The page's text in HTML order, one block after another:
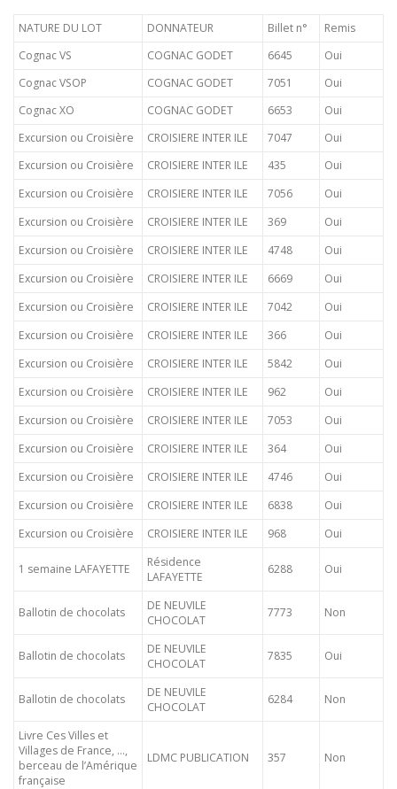
NATURE DU LOT DONNATEUR Billet n°
Remis
Cognac VS
COGNAC GODET 6645
Oui
Cognac VSOP
COGNAC GODET 7051
Oui
Cognac XO
COGNAC GODET 6653
Oui
Excursion ou Croisière
CROISIERE INTER ILE 7047
Oui
Excursion ou Croisière
CROISIERE INTER ILE 435
Oui
Excursion ou Croisière
CROISIERE INTER ILE 7056
Oui
Excursion ou Croisière
CROISIERE INTER ILE 369
Oui
Excursion ou Croisière
CROISIERE INTER ILE 4748
Oui
Excursion ou Croisière
CROISIERE INTER ILE 6669
Oui
Excursion ou Croisière
CROISIERE INTER ILE 7042
Oui
Excursion ou Croisière
CROISIERE INTER ILE 366
Oui
Excursion ou Croisière
CROISIERE INTER ILE 5842
Oui
Excursion ou Croisière
CROISIERE INTER ILE 962
Oui
Excursion ou Croisière
CROISIERE INTER ILE 7053
Oui
Excursion ou Croisière
CROISIERE INTER ILE 364
Oui
Excursion ou Croisière
CROISIERE INTER ILE 4746
Oui
Excursion ou Croisière
CROISIERE INTER ILE 6838
Oui
Excursion ou Croisière
CROISIERE INTER ILE 968 Oui
1 semaine LAFAYETTE
Résidence
LAFAYETTE
6288 Oui
Ballotin de chocolats
DE NEUVILE
CHOCOLAT
7773 Non
Ballotin de chocolats
DE NEUVILE
CHOCOLAT
7835 Oui
Ballotin de chocolats
DE NEUVILE
CHOCOLAT
6284 Non
Livre Ces Villes et
Villages de France, …,
berceau de l’Amérique
française
LDMC PUBLICATION 357 Non